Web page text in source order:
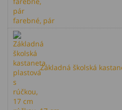
farebné, pár
Základná školská